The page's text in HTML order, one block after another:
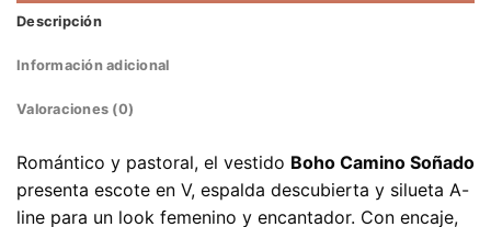
Descripción
Información adicional
Valoraciones (0)
Romántico y pastoral, el vestido Boho Camino Soñado
presenta escote en V, espalda descubierta y silueta A-
line para un look femenino y encantador. Con encaje,